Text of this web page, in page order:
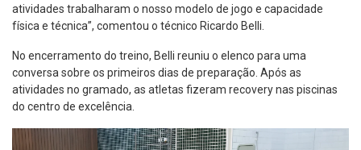
atividades trabalharam o nosso modelo de jogo e capacidade
física e técnica”, comentou o técnico Ricardo Belli.
No encerramento do treino, Belli reuniu o elenco para uma
conversa sobre os primeiros dias de preparação. Após as
atividades no gramado, as atletas fizeram recovery nas piscinas
do centro de excelência.